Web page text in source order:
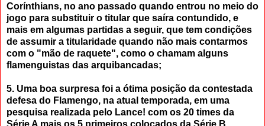
Corínthians, no ano passado quando entrou no meio do
jogo para substituir o titular que saíra contundido, e
mais em algumas partidas a seguir, que tem condições
de assumir a titularidade quando não mais contarmos
com o "mão de raquete", como o chamam alguns
flamenguistas das arquibancadas;
5. Uma boa surpresa foi a ótima posição da contestada
defesa do Flamengo, na atual temporada, em uma
pesquisa realizada pelo Lance! com os 20 times da
Série A mais os 5 primeiros colocados da Série B,